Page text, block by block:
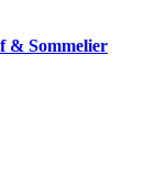
& Sommelier